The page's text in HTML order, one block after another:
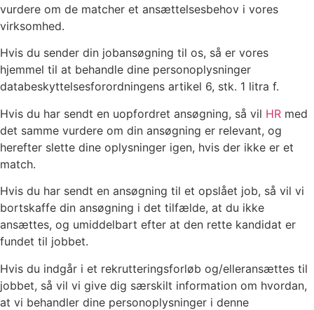
vurdere om de matcher et ansættelsesbehov i vores
virksomhed.
Hvis du sender din jobansøgning til os, så er vores
hjemmel til at behandle dine personoplysninger
databeskyttelsesforordningens artikel 6, stk. 1 litra f.
Hvis du har sendt en uopfordret ansøgning, så vil HR med
det samme vurdere om din ansøgning er relevant, og
herefter slette dine oplysninger igen, hvis der ikke er et
match.
Hvis du har sendt en ansøgning til et opslået job, så vil vi
bortskaffe din ansøgning i det tilfælde, at du ikke
ansættes, og umiddelbart efter at den rette kandidat er
fundet til jobbet.
Hvis du indgår i et rekrutteringsforløb og/elleransættes til
jobbet, så vil vi give dig særskilt information om hvordan,
at vi behandler dine personoplysninger i denne